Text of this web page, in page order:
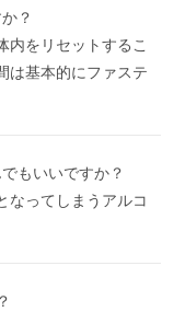
？
内をリセットするこ
は基本的にファステ
もいいですか？
なってしまうアルコ